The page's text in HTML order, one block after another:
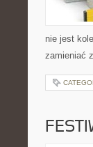
nie jest
zamieniać